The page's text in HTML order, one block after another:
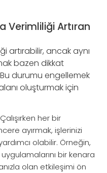
Verimliliği Artıran
artırabilir, ancak aynı
bazen dikkat
durumu engellemek
oluşturmak için
Çalışırken her bir
ayırmak, işlerinizi
olabilir. Örneğin,
bir kenara
olan etkileşimi ön